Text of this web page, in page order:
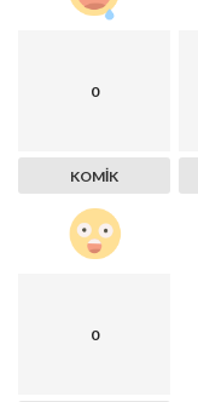
0
KOMIK
0